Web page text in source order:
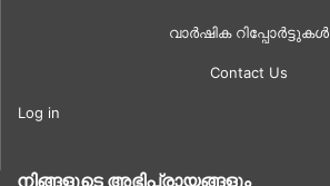
വാർഷിക റിപ്പോർട്ടുകൾ
Contact Us
Log in
നിങ്ങളുടെ അഭിപ്രായങ്ങളും